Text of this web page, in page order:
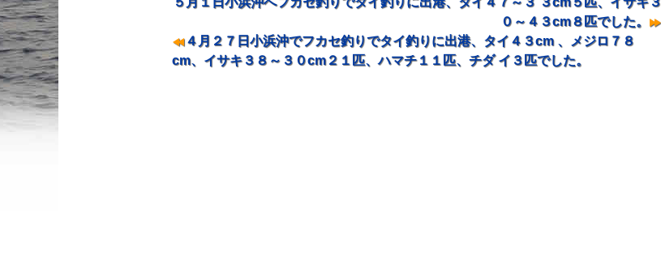
投稿ナビゲーション
０～４３cm８匹でした。
４月２７日小浜沖でフカセ釣りでタイ釣りに出港、タイ４３cm 、メジロ７８
cm、イサキ３８～３０cm２１匹、ハマチ１１匹、チダ イ３匹でした。